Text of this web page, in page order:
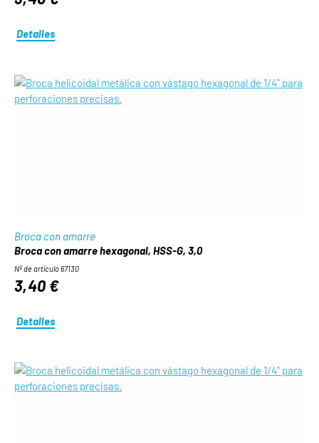
Detalles
Broca con amarre
Broca con amarre hexagonal, HSS-G, 3,0
Nº de artículo 67130
3,40 €
Detalles